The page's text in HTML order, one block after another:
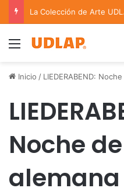
Menu
Inicio / LIEDERABEND:
Noche
alemana